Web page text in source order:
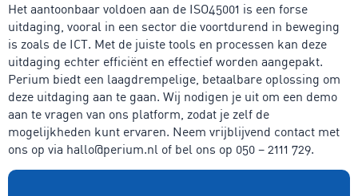
Het aantoonbaar voldoen aan de ISO45001 is een forse
uitdaging, vooral in een sector die voortdurend in beweging
is zoals de ICT. Met de juiste tools en processen kan deze
uitdaging echter efficiënt en effectief worden aangepakt.
Perium biedt een laagdrempelige, betaalbare oplossing om
deze uitdaging aan te gaan. Wij nodigen je uit om een demo
aan te vragen van ons platform, zodat je zelf de
mogelijkheden kunt ervaren. Neem vrijblijvend contact met
ons op via hallo@perium.nl of bel ons op 050 – 2111 729.